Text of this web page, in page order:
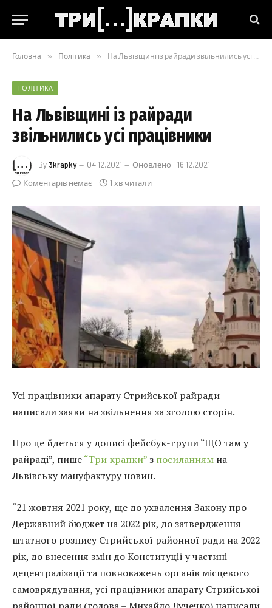
Головна » Політика » На Львівщині із райради звільнились усі працівники
ПОЛІТИКА
На Львівщині із райради
звільнились усі працівники
By 3krapky 04.12.2021 Оновлено: 16.12.2021
Коментарів немає
1 хв читали
Усі працівники апарату Стрийської райради
написали заяви на звільнення за згодою сторін.
Про це йдеться у дописі фейсбук-групи “ЩО там у
райраді”, пише“Три крапки”з посиланням на
Львівську мануфактуру новин.
“21 жовтня 2021 року, ще до ухвалення Закону про
Державний бюджет на 2022 рік, до затвердження
штатного розпису Стрийської районної ради на 2022
рік, до внесення змін до Конституції у частині
децентралізації та повноважень органів місцевого
самоврядування, усі працівники апарату Стрийської